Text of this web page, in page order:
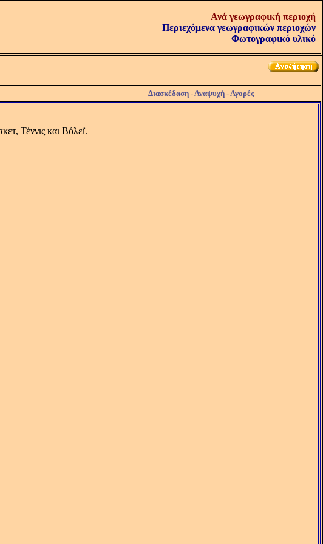
Ανά γεωγραφική περιοχή
Περιεχόμενα γεωγραφικών περιοχών
Φωτογραφικό υλικό
Διασκέδαση - Αναψυχή - Αγορές
Τέννις και Βόλεϊ.